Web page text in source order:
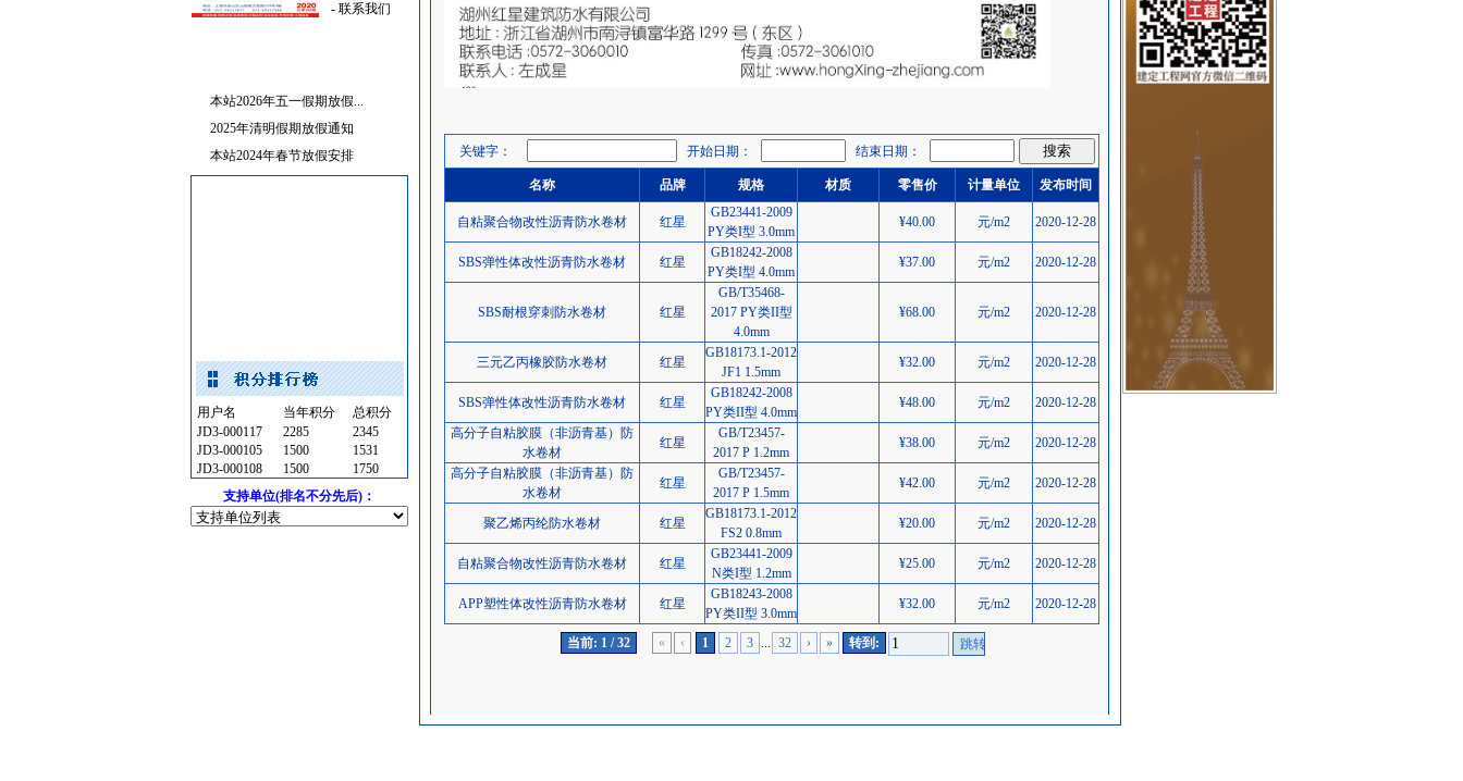
铝扣版 [采购中]
油漆涂料 [采购中]
给排水阀门 [采购中]
稳压泵
[采购中]
消防工程
[采购中]
通风设备
[采购中]
仪器仪表 [采购中]
消防工程 [采购中]
- 联系我们
本站2026年五一假期放假...
2025年清明假期放假通知
本站2024年春节放假安排
用户名 当年积分
总积分
JD3-000117
2285
2345
JD3-000105
1500
1531
JD3-000108
1500
1750
支持单位(排名不分先后)：
关键字： 开始日期： 结束日期：
名称 品牌 规格 材质 零售价 计量单位 发布时间
自粘聚合物改性沥青防水卷材 红星
GB23441-2009
PY类I型 3.0mm
¥40.00 元/m2 2020-12-28
SBS弹性体改性沥青防水卷材 红星
GB18242-2008
PY类I型 4.0mm
¥37.00 元/m2 2020-12-28
SBS耐根穿刺防水卷材 红星
GB/T35468-
2017 PY类II型
4.0mm
¥68.00 元/m2 2020-12-28
三元乙丙橡胶防水卷材 红星
GB18173.1-2012
JF1 1.5mm
¥32.00 元/m2 2020-12-28
SBS弹性体改性沥青防水卷材 红星
GB18242-2008
PY类II型 4.0mm
¥48.00 元/m2
2020-12-28
高分子自粘胶膜（非沥青基）防
水卷材
红星
GB/T23457-
2017 P 1.2mm
¥38.00 元/m2
2020-12-28
高分子自粘胶膜（非沥青基）防
水卷材
红星
GB/T23457-
2017 P 1.5mm
¥42.00 元/m2 2020-12-28
聚乙烯丙纶防水卷材 红星
GB18173.1-2012
FS2 0.8mm
¥20.00 元/m2 2020-12-28
自粘聚合物改性沥青防水卷材 红星
GB23441-2009
N类I型 1.2mm
¥25.00 元/m2 2020-12-28
APP塑性体改性沥青防水卷材 红星
GB18243-2008
PY类II型 3.0mm
¥32.00 元/m2 2020-12-28
当前: 1 / 32 « ‹ 1 2 3 32 › » 转到: